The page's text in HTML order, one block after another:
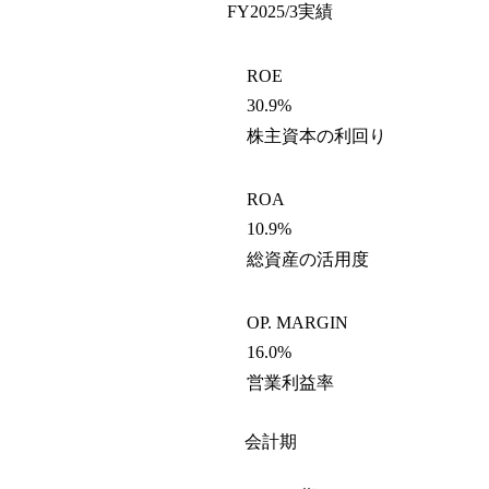
FY2025/3実績
ROE
30.9%
株主資本の利回り
ROA
10.9%
総資産の活用度
OP. MARGIN
16.0%
営業利益率
会計期